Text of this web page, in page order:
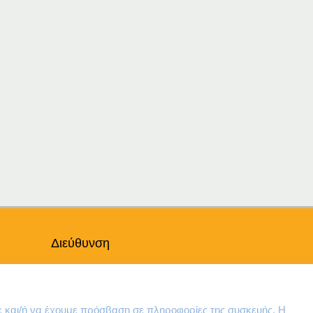
Διεύθυνση
και/ή να έχουμε πρόσβαση σε πληροφορίες της συσκευής. Η